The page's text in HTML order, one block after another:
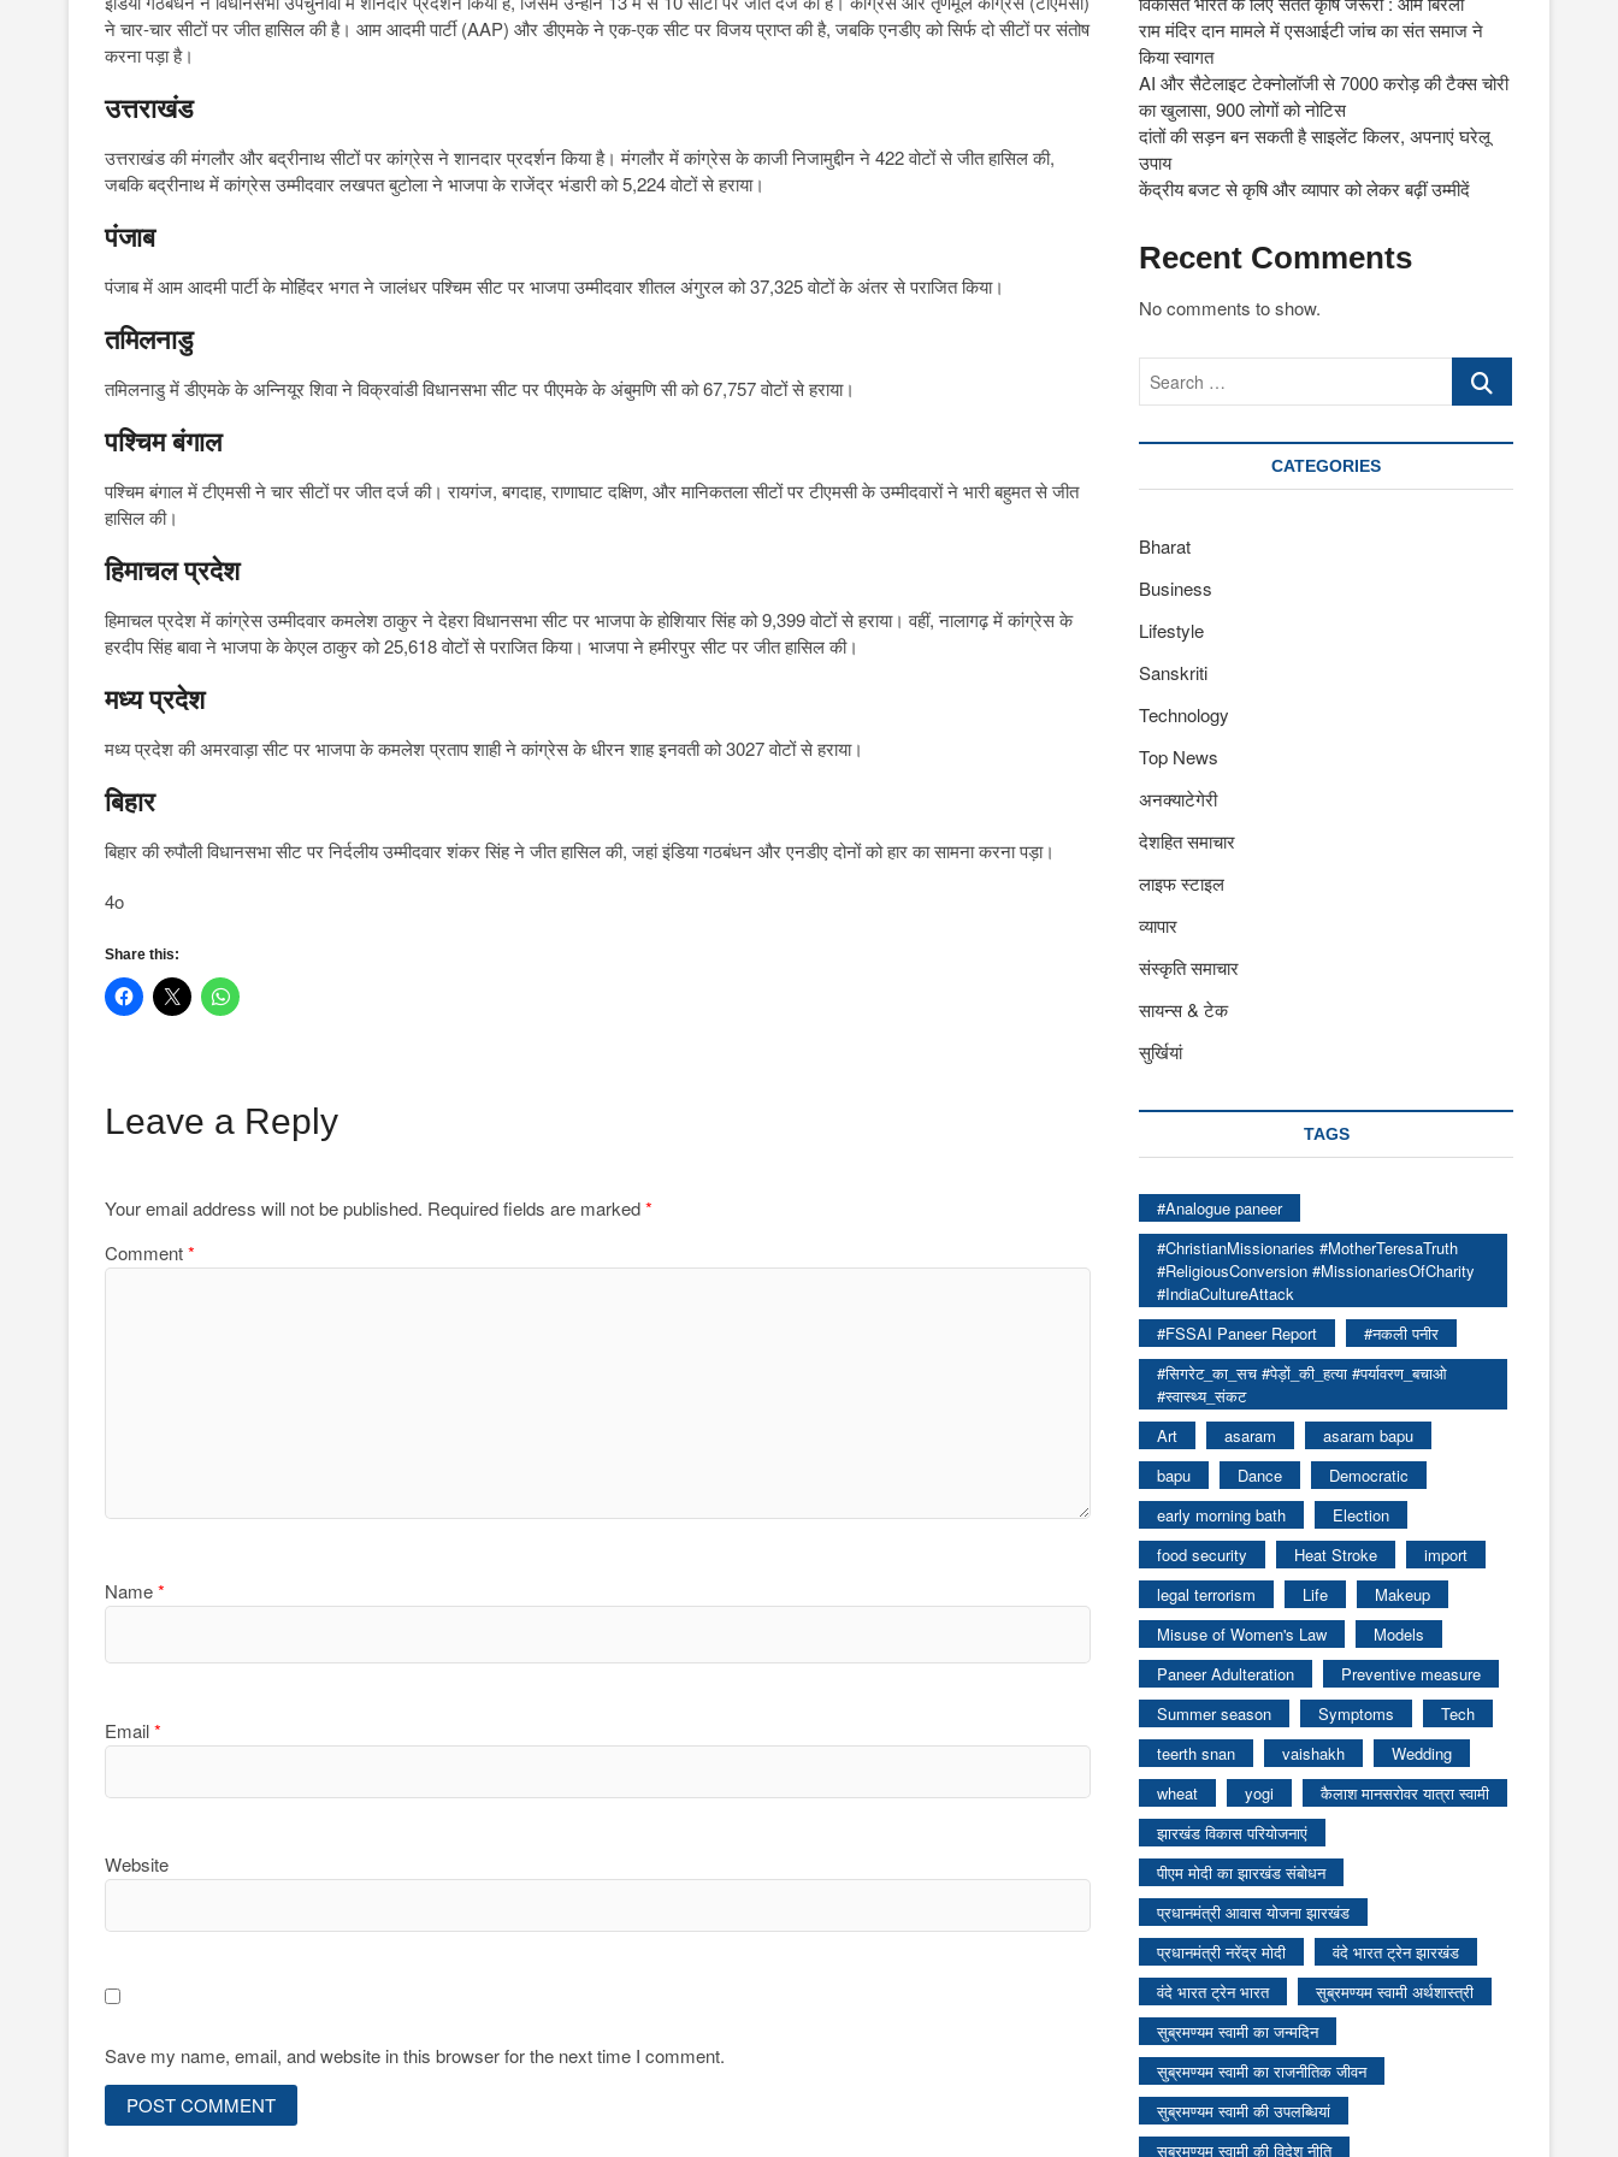
ने चार-चार सीटों पर जीत हासिल की है। आम आदमी पार्टी (AAP) और डीएमके ने एक-एक सीट पर विजय प्राप्त की है, जबकि एनडीए को सिर्फ दो सीटों पर संतोष
करना पड़ा है।
उत्तराखंड
उत्तराखंड की मंगलौर और बद्रीनाथ सीटों पर कांग्रेस ने शानदार प्रदर्शन किया है। मंगलौर में कांग्रेस के काजी निजामुद्दीन ने 422 वोटों से जीत हासिल की,
जबकि बद्रीनाथ में कांग्रेस उम्मीदवार लखपत बुटोला ने भाजपा के राजेंद्र भंडारी को 5,224 वोटों से हराया।
पंजाब
पंजाब में आम आदमी पार्टी के मोहिंदर भगत ने जालंधर पश्चिम सीट पर भाजपा उम्मीदवार शीतल अंगुरल को 37,325 वोटों के अंतर से पराजित किया।
तमिलनाडु
तमिलनाडु में डीएमके के अन्नियूर शिवा ने विक्रवांडी विधानसभा सीट पर पीएमके के अंबुमणि सी को 67,757 वोटों से हराया।
पश्चिम बंगाल
पश्चिम बंगाल में टीएमसी ने चार सीटों पर जीत दर्ज की। रायगंज, बगदाह, राणाघाट दक्षिण, और मानिकतला सीटों पर टीएमसी के उम्मीदवारों ने भारी बहुमत से जीत
हासिल की।
हिमाचल प्रदेश
हिमाचल प्रदेश में कांग्रेस उम्मीदवार कमलेश ठाकुर ने देहरा विधानसभा सीट पर भाजपा के होशियार सिंह को 9,399 वोटों से हराया। वहीं, नालागढ़ में कांग्रेस के
हरदीप सिंह बावा ने भाजपा के केएल ठाकुर को 25,618 वोटों से पराजित किया। भाजपा ने हमीरपुर सीट पर जीत हासिल की।
मध्य प्रदेश
मध्य प्रदेश की अमरवाड़ा सीट पर भाजपा के कमलेश प्रताप शाही ने कांग्रेस के धीरन शाह इनवती को 3027 वोटों से हराया।
बिहार
बिहार की रुपौली विधानसभा सीट पर निर्दलीय उम्मीदवार शंकर सिंह ने जीत हासिल की, जहां इंडिया गठबंधन और एनडीए दोनों को हार का सामना करना पड़ा।
4o
Share this:
Leave a Reply
Your email address will not be published. Required fields are marked*
Comment*
Name*
Email*
Website
Save my name, email, and website in this browser for the next time I comment.
राम मंदिर दान मामले में एसआईटी जांच का संत समाज ने
किया स्वागत
AI और सैटेलाइट टेक्नोलॉजी से 7000 करोड़ की टैक्स चोरी
का खुलासा, 900 लोगों को नोटिस
दांतों की सड़न बन सकती है साइलेंट किलर, अपनाएं घरेलू
उपाय
केंद्रीय बजट से कृषि और व्यापार को लेकर बढ़ीं उम्मीदें
Recent Comments
No comments to show.
Search
CATEGORIES
Bharat
Business
Lifestyle
Sanskriti
Technology
Top News
अनक्याटेगेरी
देशहित समाचार
लाइफ स्टाइल
व्यापार
संस्कृति समाचार
सायन्स & टेक
सुर्खियां
TAGS
#Analogue paneer
#ChristianMissionaries #MotherTeresaTruth
#ReligiousConversion #MissionariesOfCharity
#IndiaCultureAttack
#FSSAI Paneer Report
#नकली पनीर
#सिगरेट_का_सच #पेड़ों_की_हत्या #पर्यावरण_बचाओ
#स्वास्थ्य_संकट
Art
asaram
asaram bapu
bapu
Dance
Democratic
early morning bath
Election
food security
Heat Stroke
import
legal terrorism
Life
Makeup
Misuse of Women's Law
Models
Paneer Adulteration
Preventive measure
Summer season
Symptoms
Tech
teerth snan
vaishakh
Wedding
wheat
yogi
कैलाश मानसरोवर यात्रा स्वामी
झारखंड विकास परियोजनाएं
पीएम मोदी का झारखंड संबोधन
प्रधानमंत्री आवास योजना झारखंड
प्रधानमंत्री नरेंद्र मोदी
वंदे भारत ट्रेन झारखंड
वंदे भारत ट्रेन भारत
सुब्रमण्यम स्वामी अर्थशास्त्री
सुब्रमण्यम स्वामी का जन्मदिन
सुब्रमण्यम स्वामी का राजनीतिक जीवन
सुब्रमण्यम स्वामी की उपलब्धियां
सुब्रमण्यम स्वामी की विदेश नीति